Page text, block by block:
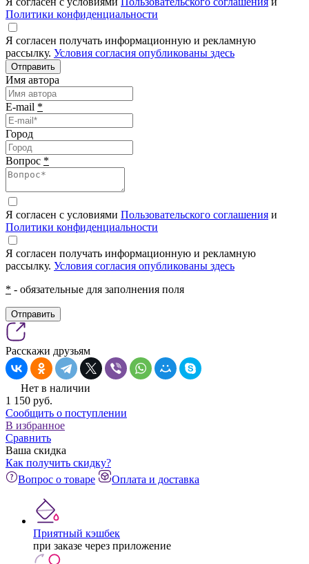
Политики конфиденциальности
Я согласен получать информационную и рекламную
рассылку. Условия согласия опубликованы здесь
Отправить
Имя автора
E-mail *
Город
Вопрос *
Я согласен с условиями Пользовательского соглашения и
Политики конфиденциальности
Я согласен получать информационную и рекламную
рассылку. Условия согласия опубликованы здесь
* - обязательные для заполнения поля
Отправить
Расскажи друзьям
Нет в наличии
1 150 pуб.
Сообщить о поступлении
В избранное
Сравнить
Ваша скидка
Как получить скидку?
Вопрос о товаре
Оплата и доставка
Приятный кэшбек
при заказе через приложение